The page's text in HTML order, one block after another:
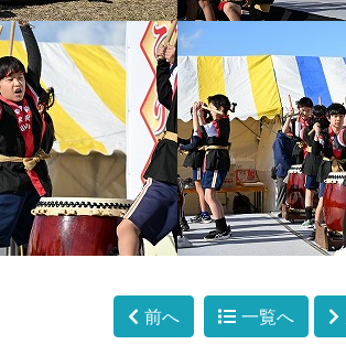
前へ 一覧へ